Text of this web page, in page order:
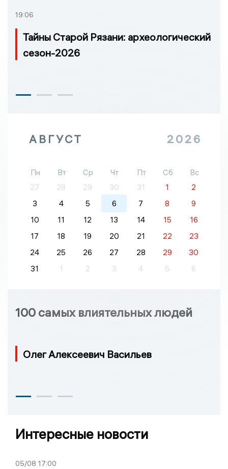
19:06
Тайны Старой Рязани: археологический
сезон-2026
АВГУСТ 2026
Пн Вт Ср Чт Пт Сб
Вс
27
28 29 30 31 1
2
3
4 5 6 7 8
9
10
11 12 13 14 15
16
17
18 19 20 21 22
23
24
25 26 27 28 29
30
31
1 2 3 4 5 6
100 самых влиятельных людей
Олег Алексеевич Васильев
Интересные новости
05/08 17:00